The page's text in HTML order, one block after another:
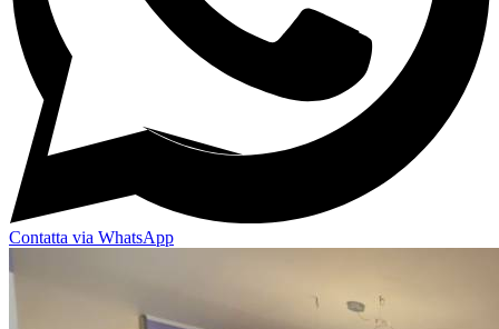
Contatta via WhatsApp